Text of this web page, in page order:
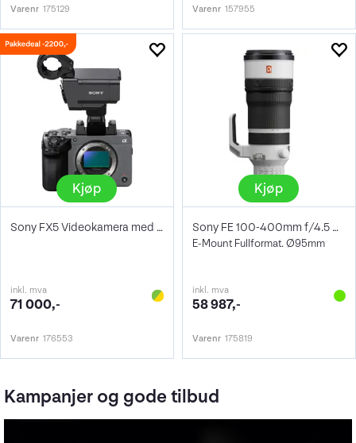
Varenr 175129 Varenr 157955
Kjøp
Sony FX5 Videokamera med XLR-grep
inkl. mva
71 000,-
Varenr 176553
Kjøp
Sony FE 100-400mm f/4.5 GM OSS
E-Mount Fullformat. Ø95mm
inkl. mva
58 987,-
Varenr 175819
Kampanjer og gode tilbud